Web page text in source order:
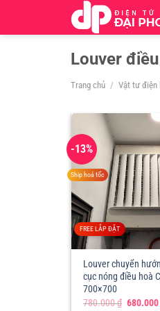
Louver
Trang chủ / Vật tư điện
-13%
Ship hoả tốc
FREE LẮP ĐẶT
Louver chuyển
cục nóng điều hoà
700×700
780.000₫ Giá